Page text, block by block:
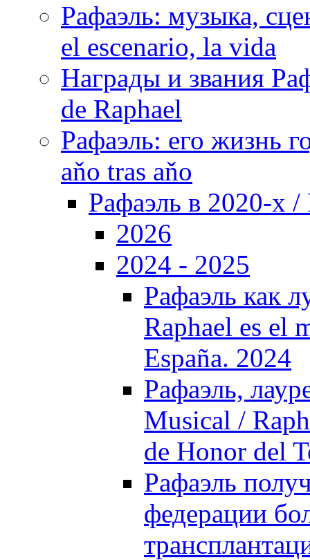
Рафаэль: музыка,
el escenario, la vida
Награды и звания
de Raphael
Рафаэль: его жизнь
aňo tras aňo
Рафаэль в 2020-х /
2026
2024 - 2025
Рафаэль как
Raphael es el
España. 2024
Рафаэль,
Musical /
de Honor del
Рафаэль
федерации